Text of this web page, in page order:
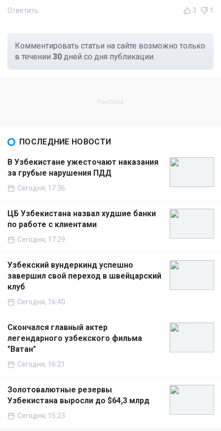
Ответить 3 1
Комментировать статьи на сайте возможно только
в течении 30 дней со дня публикации.
ПОСЛЕДНИЕ НОВОСТИ
В Узбекистане ужесточают наказания
за грубые нарушения ПДД
Сегодня, 17:36
ЦБ Узбекистана назвал худшие банки
по работе с клиентами
Сегодня, 17:29
Узбекский вундеркинд успешно
завершил свой переход в швейцарский
клуб
Сегодня, 16:40
Скончался главный актер
легендарного узбекского фильма
"Ватан"
Сегодня, 16:21
Золотовалютные резервы
Узбекистана выросли до $64,3 млрд
Сегодня, 15:23